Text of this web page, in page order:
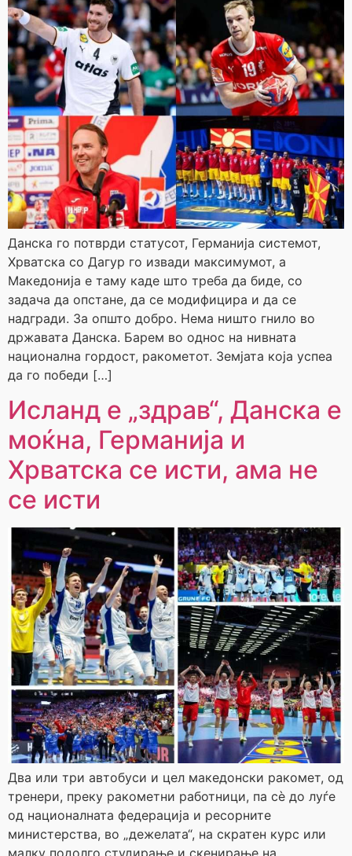
Данска го потврди статусот, Германија системот,
Хрватска со Дагур го извади максимумот, а
Македонија е таму каде што треба да биде, со
задача да опстане, да се модифицира и да се
надгради. За општо добро. Нема ништо гнило во
државата Данска. Барем во однос на нивната
национална гордост, ракометот. Земјата која успеа
да го победи […]
Исланд е „здрав“, Данска е
моќна, Германија и
Хрватска се исти, ама не
се исти
Два или три автобуси и цел македонски ракомет, од
тренери, преку ракометни работници, па сè до луѓе
од националната федерација и ресорните
министерства, во „дежелата“, на скратен курс или